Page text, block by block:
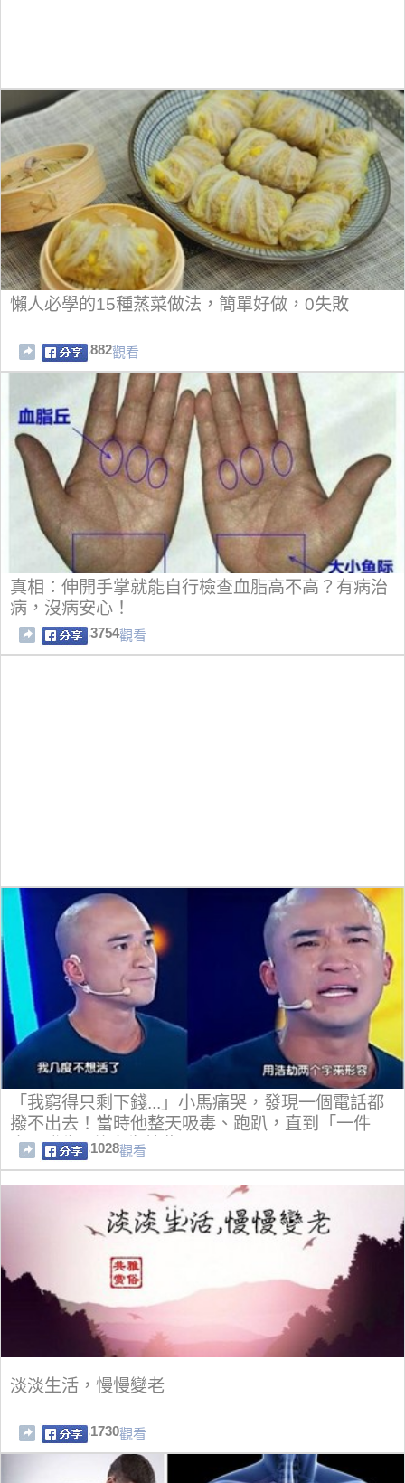
懶人必學的15種蒸菜做法，簡單好做，0失敗
882觀看
真相：伸開手掌就能自行檢查血脂高不高？有病治
病，沒病安心！
3754觀看
「我窮得只剩下錢...」小馬痛哭，發現一個電話都
撥不出去！當時他整天吸毒、跑趴，直到「一件
事」發生...他人生就此不同！
1028觀看
淡淡生活，慢慢變老
1730觀看